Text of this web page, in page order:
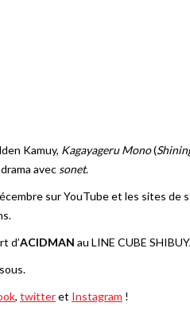
Kamuy, Kagayageru Mono(
avec sonet.
sur YouTube et les sites de
d’ACIDMAN au LINE CUBE
, twitteret Instagram !